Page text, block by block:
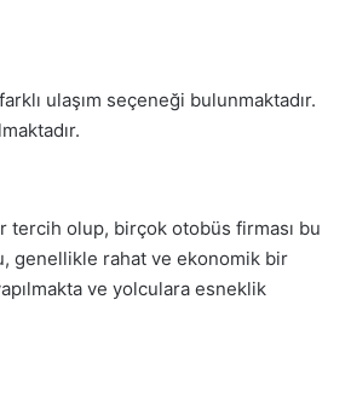
ulaşım seçeneği bulunmaktadır.
tercih olup, birçok otobüs firması bu
genellikle rahat ve ekonomik bir
ve yolculara esneklik